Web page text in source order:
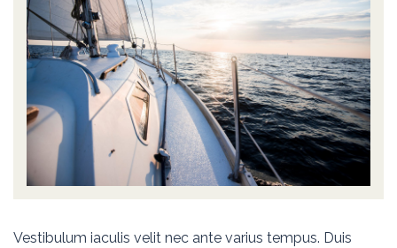
Vestibulum iaculis velit nec ante varius tempus. Duis